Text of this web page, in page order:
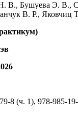
В., Бушуева Э. В.,
В. Р., Яковчиц
8 (ч. 1), 978-985-